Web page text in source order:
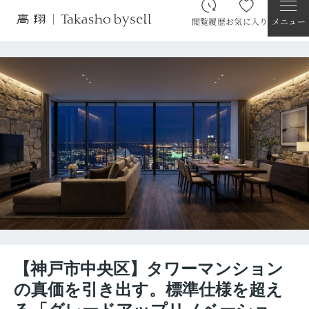
閲覧履歴お気に入り メニュー
【神戸市中央区】タワーマンション
の真価を引き出す。標準仕様を超え